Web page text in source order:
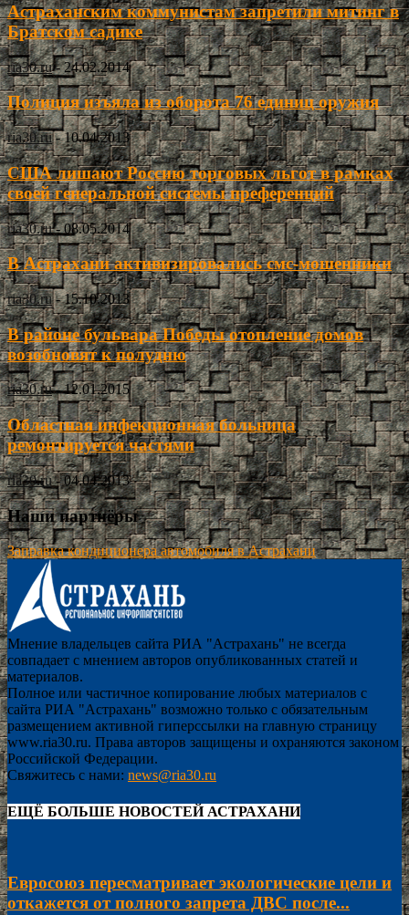
Астраханским коммунистам запретили митинг в
Братском садике
ria30.ru - 24.02.2014
Полиция изъяла из оборота 76 единиц оружия
ria30.ru - 10.04.2013
США лишают Россию торговых льгот в рамках
своей генеральной системы преференций
ria30.ru - 08.05.2014
В Астрахани активизировались смс-мошенники
ria30.ru - 15.10.2013
В районе бульвара Победы отопление домов
возобновят к полудню
ria30.ru - 12.01.2015
Областная инфекционная больница
ремонтируется частями
ria30.ru - 04.04.2013
Наши партнёры
Заправка кондиционера автомобиля в Астрахани
Мнение владельцев сайта РИА "Астрахань" не всегда
совпадает с мнением авторов опубликованных статей и
материалов.
Полное или частичное копирование любых материалов с
сайта РИА "Астрахань" возможно только с обязательным
размещением активной гиперссылки на главную страницу
www.ria30.ru. Права авторов защищены и охраняются законом
Российской Федерации.
Свяжитесь с нами: news@ria30.ru
ЕЩЁ БОЛЬШЕ НОВОСТЕЙ АСТРАХАНИ
Евросоюз пересматривает экологические цели и
откажется от полного запрета ДВС после...